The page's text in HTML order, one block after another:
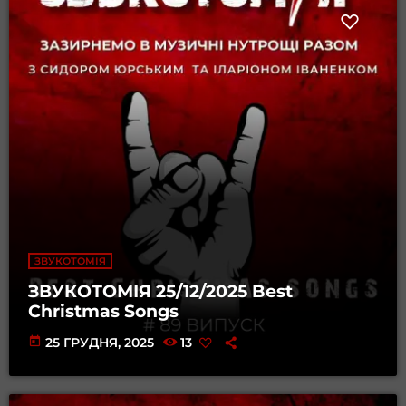
ЗВУКОТОМІЯ
ЗВУКОТОМІЯ 25/12/2025 Best
Christmas Songs
today 25 ГРУДНЯ, 2025 13